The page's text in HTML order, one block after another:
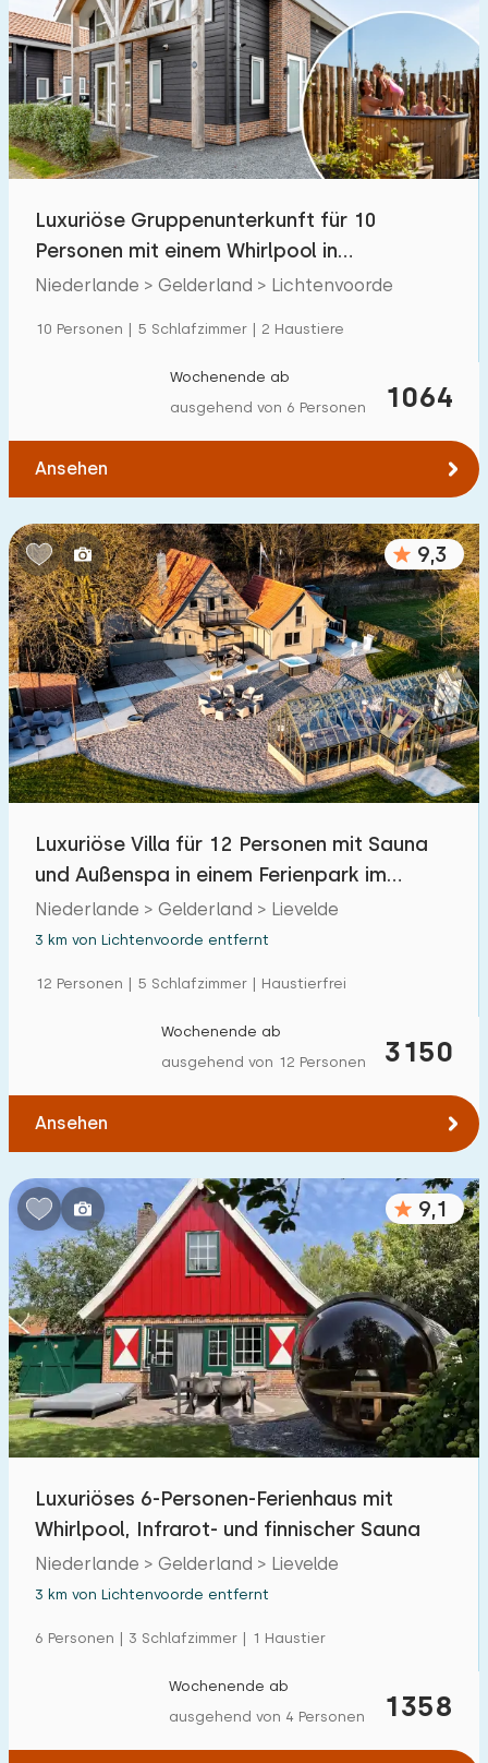
Luxuriöse Gruppenunterkunft für 10
Personen mit einem Whirlpool in
Lichtenvoorde
Niederlande > Gelderland > Lichtenvoorde
10 Personen | 5 Schlafzimmer | 2 Haustiere
1064
Wochenende ab
ausgehend von 6 Personen
Ansehen
9,3
Luxuriöse Villa für 12 Personen mit Sauna
und Außenspa in einem Ferienpark im
Achterhoek.
Niederlande > Gelderland > Lievelde
3 km von Lichtenvoorde entfernt
12 Personen | 5 Schlafzimmer | Haustierfrei
3150
Wochenende ab
ausgehend von 12 Personen
Ansehen
9,1
Luxuriöses 6-Personen-Ferienhaus mit
Whirlpool, Infrarot- und finnischer Sauna
Niederlande > Gelderland > Lievelde
3 km von Lichtenvoorde entfernt
6 Personen | 3 Schlafzimmer | 1 Haustier
1358
Wochenende ab
ausgehend von 4 Personen